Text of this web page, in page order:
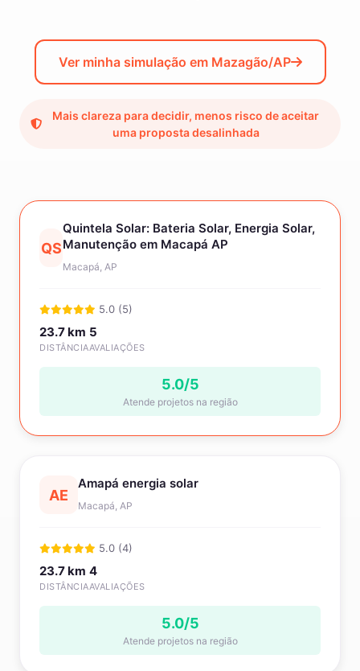
QS
Quintela Solar: Bateria Solar, Energia Solar,
Manutenção em Macapá AP
Macapá, AP
5.0 (5)
23.7 km
DISTÂNCIA
5
AVALIAÇÕES
5.0/5
Atende projetos na região
AE
Amapá energia solar
Macapá, AP
5.0 (4)
23.7 km
DISTÂNCIA
4
AVALIAÇÕES
5.0/5
Atende projetos na região
Ver minha simulação em Mazagão/AP
Mais clareza para decidir, menos risco de aceitar
uma proposta desalinhada